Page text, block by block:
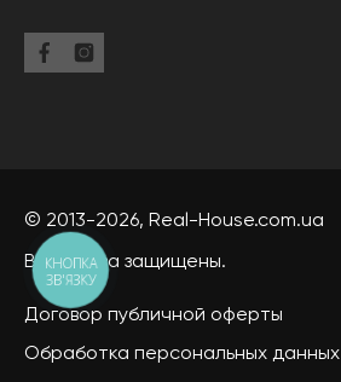
© 2013-2026, Real-House.com.ua
Все права защищены.
Договор публичной оферты
Обработка персональных данных
КНОПКА
ЗВ'ЯЗКУ